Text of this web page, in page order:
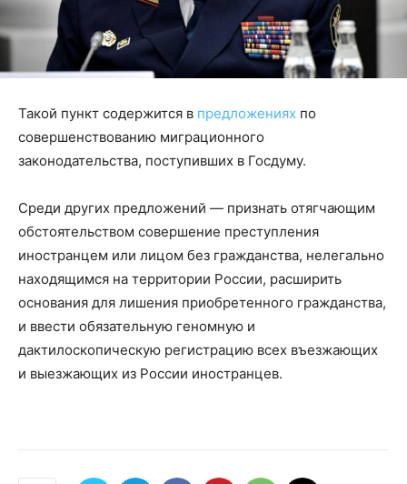
Такой пункт содержится в предложениях по
совершенствованию миграционного
законодательства, поступивших в Госдуму.
Среди других предложений — признать отягчающим
обстоятельством совершение преступления
иностранцем или лицом без гражданства, нелегально
находящимся на территории России, расширить
основания для лишения приобретенного гражданства,
и ввести обязательную геномную и
дактилоскопическую регистрацию всех въезжающих
и выезжающих из России иностранцев.